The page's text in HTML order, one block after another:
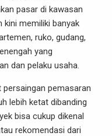
pasar di kawasan
kini memiliki banyak
ruko, gudang,
yang
dan pelaku usaha.
pemasaran
lebih ketat dibanding
bisa cukup dikenal
rekomendasi dari